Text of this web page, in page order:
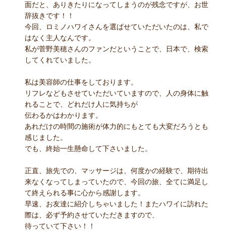
面だと、ありきたりになってしまうのが残念ですが、お世
辞抜きです！！
今回、ロミノハワイさんを選ばせていただいたのは、私で
はなく主人なんです。
私が菅野美穂さんのファンだということで、日本で、検索
してくれていました。
私は美容師の仕事をしております。
リフレなどもさせていただいていますので、人の身体に触
れることで、どれだけ人に気持ちが
伝わるかはわかります。
あれだけの時間の施術が体力的にもとても大変だろうとも
感じました。
でも、終始一生懸命して下さいました。
正直、旅先での、マッサージは、何度かの経験で、期待出
来なくなってしまっていたので、今回の旅、全てに満足し
て終えられる事に心から感謝します。
早速、お友達に紹介しちゃいました！またハワイに訪れた
際は、必ず予約させていただきますので、
待っていて下さい！！